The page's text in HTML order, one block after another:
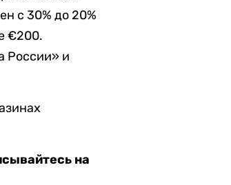
с 30% до 20%
€200.
России» и
на